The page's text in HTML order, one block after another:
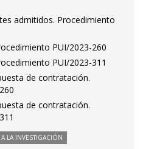
admitidos. Procedimiento
PUI/2023-260
PUI/2023-311
de contratación.
de contratación.
LA INVESTIGACIÓN